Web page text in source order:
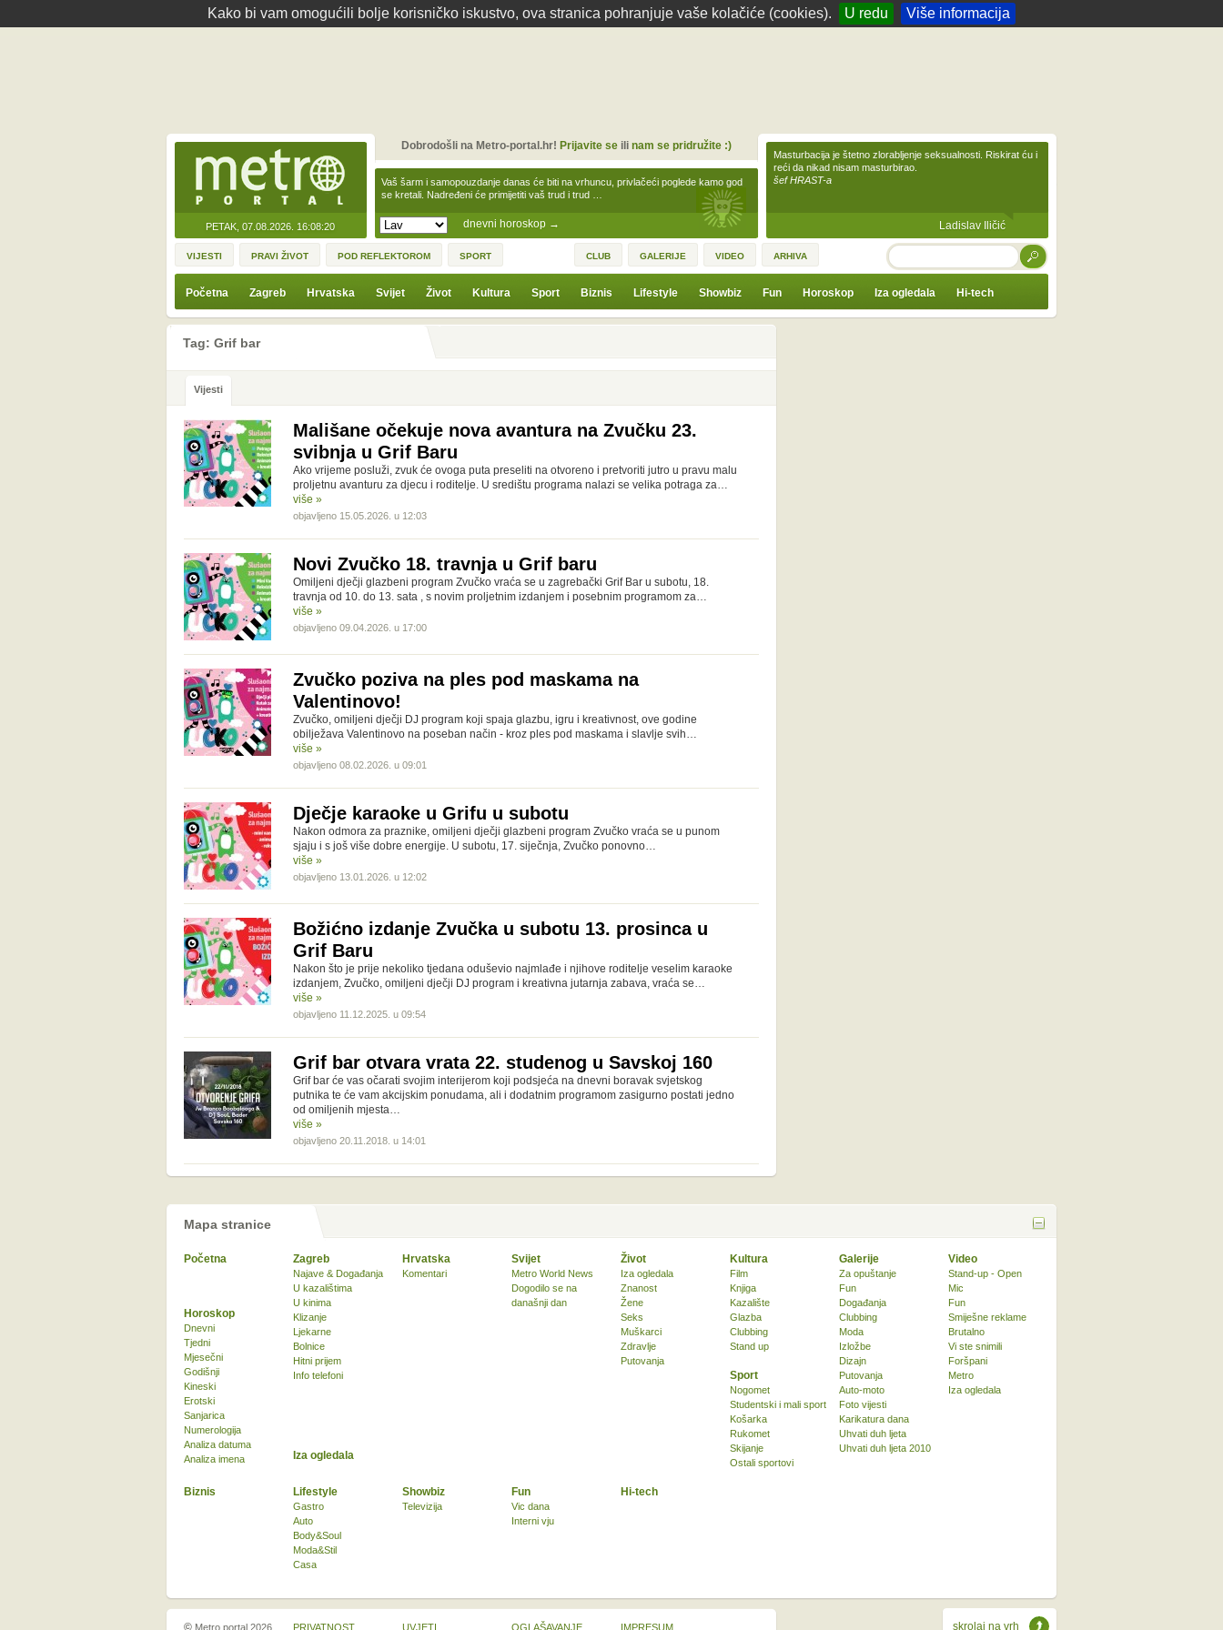
Kako bi vam omogućili bolje korisničko iskustvo, ova stranica pohranjuje vaše kolačiće (cookies). U redu Više informacija
PETAK, 07.08.2026. 16:08:20 dnevni horoskop →
Vaš šarm i samopouzdanje danas će biti na vrhuncu, privlačeći poglede kamo god
se kretali. Nadređeni će primijetiti vaš trud i trud …
Dobrodošli na Metro-portal.hr! Prijavite seili nam se pridružite :)
Masturbacija je štetno zlorabljenje seksualnosti. Riskirat ću i
reći da nikad nisam masturbirao.
šef HRAST-a
Ladislav Iličić
VIJESTI PRAVI ŽIVOT POD REFLEKTOROM SPORT CLUB GALERIJE VIDEO ARHIVA TRAŽI
Početna Zagreb Hrvatska Svijet Život Kultura Sport Biznis Lifestyle Showbiz Fun Horoskop Iza ogledala Hi-tech
Tag: Grif bar
Vijesti
Mališane očekuje nova avantura na Zvučku 23.
svibnja u Grif Baru
Ako vrijeme posluži, zvuk će ovoga puta preseliti na otvoreno i pretvoriti jutro u pravu malu
proljetnu avanturu za djecu i roditelje. U središtu programa nalazi se velika potraga za…
više »
objavljeno 15.05.2026. u 12:03
Novi Zvučko 18. travnja u Grif baru
Omiljeni dječji glazbeni program Zvučko vraća se u zagrebački Grif Bar u subotu, 18.
travnja od 10. do 13. sata , s novim proljetnim izdanjem i posebnim programom za…
više »
objavljeno 09.04.2026. u 17:00
Zvučko poziva na ples pod maskama na
Valentinovo!
Zvučko, omiljeni dječji DJ program koji spaja glazbu, igru i kreativnost, ove godine
obilježava Valentinovo na poseban način - kroz ples pod maskama i slavlje svih…
više »
objavljeno 08.02.2026. u 09:01
Dječje karaoke u Grifu u subotu
Nakon odmora za praznike, omiljeni dječji glazbeni program Zvučko vraća se u punom
sjaju i s još više dobre energije. U subotu, 17. siječnja, Zvučko ponovno…
više »
objavljeno 13.01.2026. u 12:02
Božićno izdanje Zvučka u subotu 13. prosinca u
Grif Baru
Nakon što je prije nekoliko tjedana oduševio najmlađe i njihove roditelje veselim karaoke
izdanjem, Zvučko, omiljeni dječji DJ program i kreativna jutarnja zabava, vraća se…
više »
objavljeno 11.12.2025. u 09:54
Grif bar otvara vrata 22. studenog u Savskoj 160
Grif bar će vas očarati svojim interijerom koji podsjeća na dnevni boravak svjetskog
putnika te će vam akcijskim ponudama, ali i dodatnim programom zasigurno postati jedno
od omiljenih mjesta…
više »
objavljeno 20.11.2018. u 14:01
Mapa stranice
Početna Zagreb
Najave & Događanja
U kazalištima
U kinima
Klizanje
Ljekarne
Bolnice
Hitni prijem
Info telefoni
Hrvatska
Komentari
Svijet
Metro World News
Dogodilo se na
današnji dan
Život
Iza ogledala
Znanost
Žene
Seks
Muškarci
Zdravlje
Putovanja
Kultura
Film
Knjiga
Kazalište
Glazba
Clubbing
Stand up
Sport
Nogomet
Studentski i mali sport
Košarka
Rukomet
Skijanje
Ostali sportovi
Biznis Lifestyle
Gastro
Auto
Body&Soul
Moda&Stil
Casa
Showbiz
Televizija
Fun
Vic dana
Interni vju
Horoskop
Dnevni
Tjedni
Mjesečni
Godišnji
Kineski
Erotski
Sanjarica
Numerologija
Analiza datuma
Analiza imena
Iza ogledala
Hi-tech
Galerije
Za opuštanje
Fun
Događanja
Clubbing
Moda
Izložbe
Dizajn
Putovanja
Auto-moto
Foto vijesti
Karikatura dana
Uhvati duh ljeta
Uhvati duh ljeta 2010
Video
Stand-up - Open
Mic
Fun
Smiješne reklame
Brutalno
Vi ste snimili
Foršpani
Metro
Iza ogledala
skrolaj na vrh
© Metro portal 2026 PRIVATNOST UVJETI OGLAŠAVANJE IMPRESUM